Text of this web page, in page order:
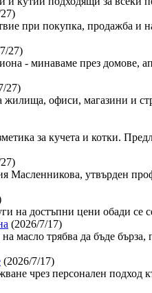
при покупка, продажба и
27)
- минаваме през домове,
27)
жилища, офиси, магазини и
за кучета и котки.
Масленникова, утвърден
достъпни цени обади се
(2026/7/17)
масло трябва да бъде
(2026/7/17)
чрез персонален